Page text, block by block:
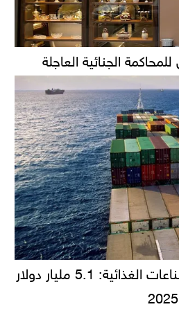
الجنائية العاجلة
قفزة في صادرات الصناعات الغذائية: 5.1 مليار دولار